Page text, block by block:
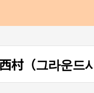
村（그라운드